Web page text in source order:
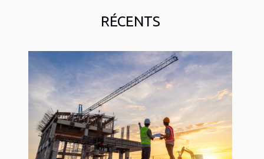
RÉCENTS